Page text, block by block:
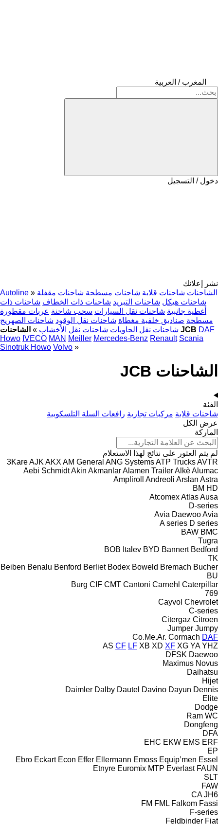
المغرب / العربية
دخول / التسجيل
نشر إعلانك
Autoline » الشاحنات شاحنات قلابة شاحنات مسطحة شاحنات مقفلة
شاحنات هيكل شاحنات التبريد شاحنات ذات الخطاف شاحنات ذات
أغطية جانبية شاحنات نقل السيارات سحب شاحنة عربات مقطورة
مسطحة صناديق خلفية مغطاة شاحنات نقل الوقود شاحنات الصهريج
شاحنات نقل الحاويات شاحنات نقل الأخشاب » الشاحنات JCB DAF
Howo IVECO MAN Meiller Mercedes-Benz Renault Scania
Sinotruk Howo Volvo »
الشاحنات JCB
الفئة
شاحنات قلابة مركبات تجارية رافعات السلة التلسكوبية
عرض الكل
الماركة
لم يتم العثور على نتائج لهذا الاستعلام
3KareAJK AKX AM General ANG SystemsATP TrucksAVTR
Aebi SchmidtAkin AkmanlarAlamen TrailerAlkèAlumac
Ampliroll
Andreoli Arslan Astra
BM HD
AtcomexAtlasAusa
D-series
Avia DaewooAvia
A series D series
BAW BMC
Tugra
BOB Italev BYD Bannert Bedford
TK
Beiben Benalu Benford Berliet Bodex Boweld Bremach Bucher
BU
Burg CIF CMT Cantoni Carnehl Caterpillar
769
Cayvol Chevrolet
C-series
Citergaz Citroen
Jumper Jumpy
Co.Me.Ar. Cormach DAF
AS CF LF XB XD XF XG YA YHZ
DFSK Daewoo
Maximus Novus
Daihatsu
Hijet
Daimler Dalby Dautel Davino Dayun Dennis
Elite
Dodge
Ram WC
Dongfeng
DFA
EHC EKW EMS ERF
EP
Ebro Eckart Econ Effer Ellermann Emoss Equip’men Essel
Etnyre Euromix MTP Everlast FAUN
SLT
FAW
CA JH6
FM FML Falkom Fassi
F-series
Feldbinder Fiat